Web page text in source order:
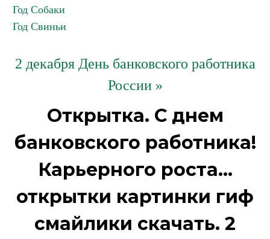
Год Собаки
Год Свиньи
2 декабря День банковского работника
России »
Открытка. С днем
банковского работника!
Карьерного роста...
открытки картинки гиф
смайлики скачать. 2